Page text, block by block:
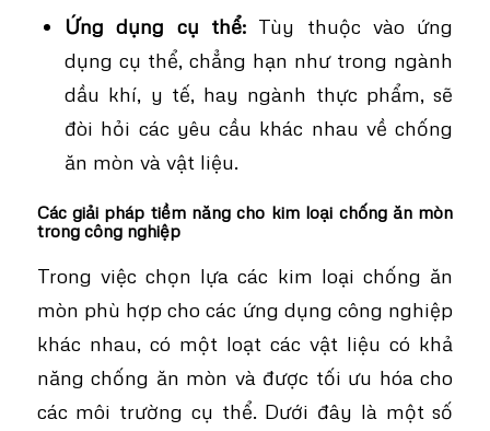
Ứng dụng cụ thể: Tùy thuộc vào ứng
dụng cụ thể, chẳng hạn như trong ngành
dầu khí, y tế, hay ngành thực phẩm, sẽ
đòi hỏi các yêu cầu khác nhau về chống
ăn mòn và vật liệu.
Các giải pháp tiềm năng cho kim loại chống ăn mòn
trong công nghiệp
Trong việc chọn lựa các kim loại chống ăn
mòn phù hợp cho các ứng dụng công nghiệp
khác nhau, có một loạt các vật liệu có khả
năng chống ăn mòn và được tối ưu hóa cho
các môi trường cụ thể. Dưới đây là một số